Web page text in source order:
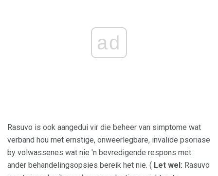
ad
Rasuvo is ook aangedui vir die beheer van simptome wat
verband hou met ernstige, onweerlegbare, invalide psoriase
by volwassenes wat nie 'n bevredigende respons met
ander behandelingsopsies bereik het nie. ( Let wel: Rasuvo